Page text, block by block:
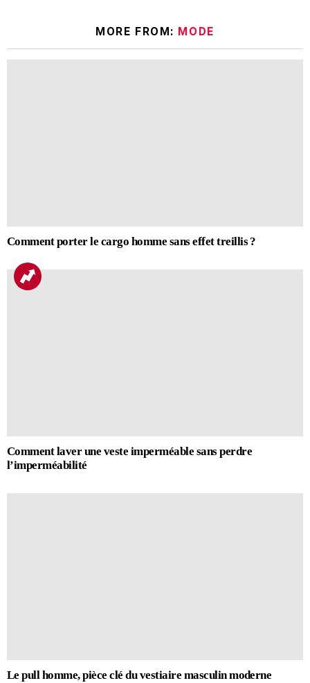
MORE FROM: MODE
Comment porter le cargo homme sans effet treillis ?
Comment laver une veste imperméable sans perdre
l’imperméabilité
Le pull homme, pièce clé du vestiaire masculin moderne